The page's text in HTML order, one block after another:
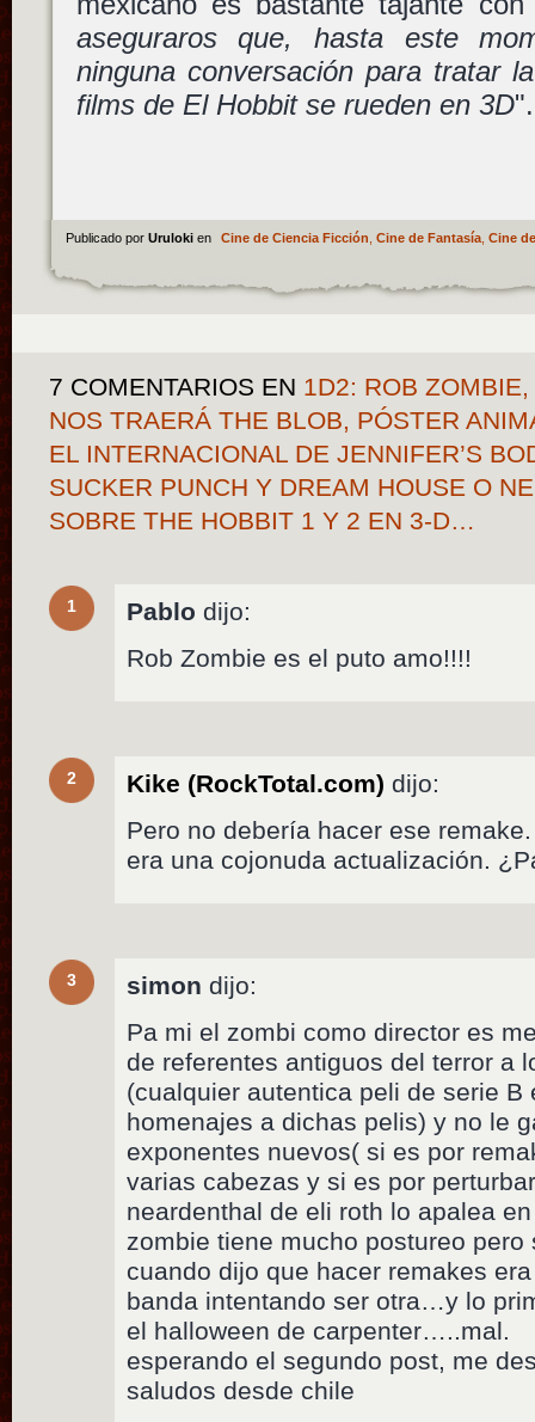
aseguraros que, hasta este
ninguna conversación para tratar
films de El Hobbit se rueden en 3D".
Publicado por Uruloki en Cine de Ciencia Ficción Cine de Fantasía, Cine
7 COMENTARIOS EN 1D2: ROB
NOS TRAERÁ THE BLOB, PÓSTER
EL INTERNACIONAL DE JENNIFER’S
SUCKER PUNCH Y DREAM HOUSE O
SOBRE THE HOBBIT 1 Y 2 EN 3-D…
1 Pablo dijo:
Rob Zombie es el puto amo!!!!
2 Kike (RockTotal.com) dijo:
Pero no debería hacer ese
era una cojonuda actualización.
3 simon dijo:
Pa mi el zombi como director es
de referentes antiguos del terror a
(cualquier autentica peli de serie B
homenajes a dichas pelis) y no le
exponentes nuevos( si es por
varias cabezas y si es por
neardenthal de eli roth lo apalea
zombie tiene mucho postureo
cuando dijo que hacer remakes
banda intentando ser otra…y lo
el halloween de carpenter…..mal.
esperando el segundo post, me
saludos desde chile